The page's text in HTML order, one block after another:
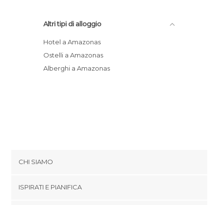
Altri tipi di alloggio
Hotel a Amazonas
Ostelli a Amazonas
Alberghi a Amazonas
CHI SIAMO
ISPIRATI E PIANIFICA